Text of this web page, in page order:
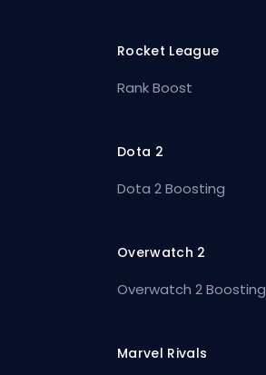
Rocket League
Rank Boost
Dota 2
Dota 2 Boosting
Overwatch 2
Overwatch 2 Boosting
Marvel Rivals